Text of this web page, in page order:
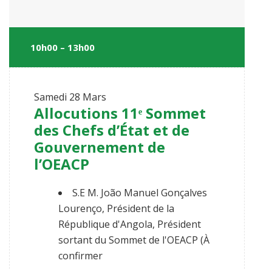
10h00 – 13h00
Samedi 28 Mars
Allocutions 11ᵉ Sommet
des Chefs d’État et de
Gouvernement de
l’OEACP
S.E M. João Manuel Gonçalves
Lourenço, Président de la
République d'Angola, Président
sortant du Sommet de l'OEACP (À
confirmer